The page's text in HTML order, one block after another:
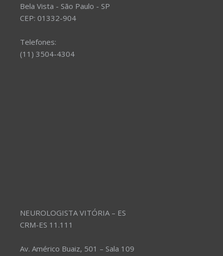
Bela Vista - São Paulo - SP
CEP: 01332-904
Telefones:
(11) 3504-4304
NEUROLOGISTA VITÓRIA – ES
CRM-ES 11.111
Av. Américo Buaiz, 501 – Sala 109